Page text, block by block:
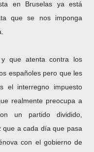
en Bruselas ya está
que se nos imponga
que atenta contra los
españoles pero que les
el interregno impuesto
realmente preocupa a
un partido dividido,
que a cada día que pasa
con el gobierno de